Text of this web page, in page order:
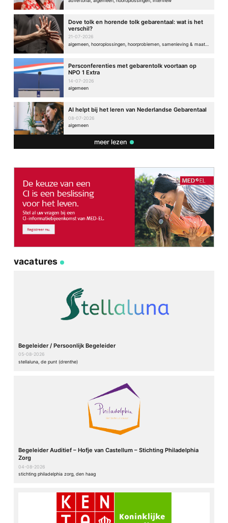
Dove tolk en horende tolk gebarentaal: wat is het
verschil?
21-07-2026
Persconferenties met gebarentolk voortaan op
NPO 1 Extra
14-07-2026
algemeen
AI helpt bij het leren van Nederlandse Gebarentaal
08-07-2026
algemeen
meer lezen
vacatures
Begeleider / Persoonlijk Begeleider
05-08-2026
stellaluna, de punt (drenthe)
Begeleider Auditief – Hofje van Castellum – Stichting Philadelphia
Zorg
04-08-2026
stichting philadelphia zorg, den haag